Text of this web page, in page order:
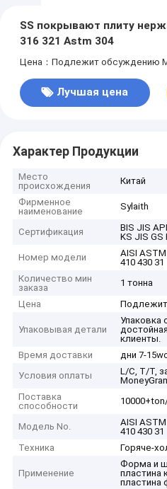
SS покрывают плиту
316 321 Astm 304
Цена：Подлежит обсуждению
Лучшая цена
Характер Продукции
Место
происхождения
Китай
Фирменное
наименование
Sylaith
Сертификация
BIS JIS
KS JIS GS
Номер модели
AISI
410 430 31
Количество мин
заказа
1 тонна
Цена
Упаковывая детали
Упаковка
клиенты.
Время доставки
дни 7-
Условия оплаты
L/C, T/T,
Поставка
способности
Модель No.
AISI
410 430 31
Техника
Горяче-
Применение
Форма и
пластина
пластина